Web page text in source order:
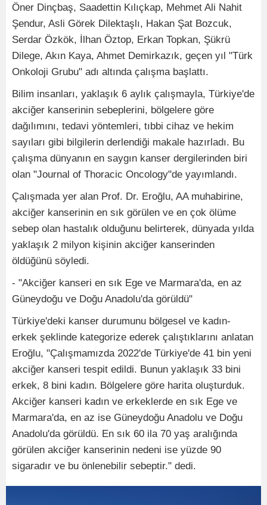
Öner Dinçbaş, Saadettin Kılıçkap, Mehmet Ali Nahit
Şendur, Asli Görek Dilektaşlı, Hakan Şat Bozcuk,
Serdar Özkök, İlhan Öztop, Erkan Topkan, Şükrü
Dilege, Akın Kaya, Ahmet Demirkazık, geçen yıl "Türk
Onkoloji Grubu" adı altında çalışma başlattı.
Bilim insanları, yaklaşık 6 aylık çalışmayla, Türkiye'de
akciğer kanserinin sebeplerini, bölgelere göre
dağılımını, tedavi yöntemleri, tıbbi cihaz ve hekim
sayıları gibi bilgilerin derlendiği makale hazırladı. Bu
çalışma dünyanın en saygın kanser dergilerinden biri
olan "Journal of Thoracic Oncology"de yayımlandı.
Çalışmada yer alan Prof. Dr. Eroğlu, AA muhabirine,
akciğer kanserinin en sık görülen ve en çok ölüme
sebep olan hastalık olduğunu belirterek, dünyada yılda
yaklaşık 2 milyon kişinin akciğer kanserinden
öldüğünü söyledi.
- "Akciğer kanseri en sık Ege ve Marmara'da, en az
Güneydoğu ve Doğu Anadolu'da görüldü"
Türkiye'deki kanser durumunu bölgesel ve kadın-
erkek şeklinde kategorize ederek çalıştıklarını anlatan
Eroğlu, "Çalışmamızda 2022'de Türkiye'de 41 bin yeni
akciğer kanseri tespit edildi. Bunun yaklaşık 33 bini
erkek, 8 bini kadın. Bölgelere göre harita oluşturduk.
Akciğer kanseri kadın ve erkeklerde en sık Ege ve
Marmara'da, en az ise Güneydoğu Anadolu ve Doğu
Anadolu'da görüldü. En sık 60 ila 70 yaş aralığında
görülen akciğer kanserinin nedeni ise yüzde 90
sigaradır ve bu önlenebilir sebeptir." dedi.